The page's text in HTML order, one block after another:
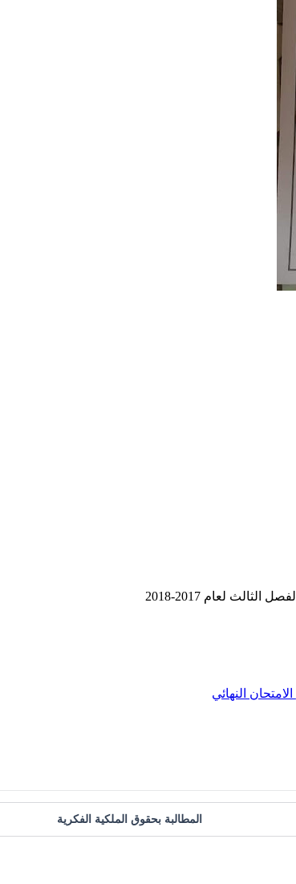
الامتحان النهائي
المطالبة بحقوق الملكية الفكرية